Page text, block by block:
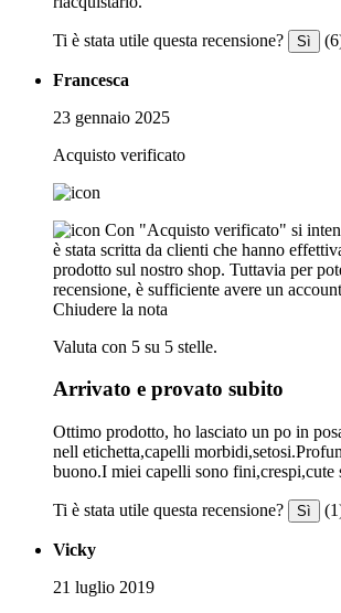
Ti è stata utile questa recensione? Sì
Francesca
23 gennaio 2025
Acquisto verificato
Con "Acquisto verificato" si
è stata scritta da clienti che hanno
prodotto sul nostro shop. Tuttavia per
recensione, è sufficiente avere un
Chiudere la nota
Valuta con 5 su 5 stelle.
Arrivato e provato subito
Ottimo prodotto, ho lasciato un po in
nell etichetta,capelli
buono.I miei capelli sono fini,crespi,cute
Ti è stata utile questa recensione? Sì
Vicky
21 luglio 2019